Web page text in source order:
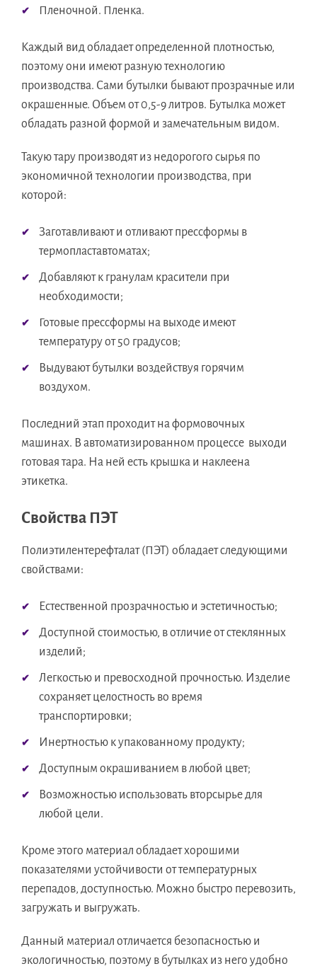
Пленочной. Пленка.
Каждый вид обладает определенной плотностью,
поэтому они имеют разную технологию
производства. Сами бутылки бывают прозрачные или
окрашенные. Объем от 0,5-9 литров. Бутылка может
обладать разной формой и замечательным видом.
Такую тару производят из недорогого сырья по
экономичной технологии производства, при
которой:
Заготавливают и отливают прессформы в
термопластавтоматах;
Добавляют к гранулам красители при
необходимости;
Готовые прессформы на выходе имеют
температуру от 50 градусов;
Выдувают бутылки воздействуя горячим
воздухом.
Последний этап проходит на формовочных
машинах. В автоматизированном процессе выходи
готовая тара. На ней есть крышка и наклеена
этикетка.
Свойства ПЭТ
Полиэтилентерефталат (ПЭТ) обладает следующими
свойствами:
Естественной прозрачностью и эстетичностью;
Доступной стоимостью, в отличие от стеклянных
изделий;
Легкостью и превосходной прочностью. Изделие
сохраняет целостность во время
транспортировки;
Инертностью к упакованному продукту;
Доступным окрашиванием в любой цвет;
Возможностью использовать вторсырье для
любой цели.
Кроме этого материал обладает хорошими
показателями устойчивости от температурных
перепадов, доступностью. Можно быстро перевозить,
загружать и выгружать.
Данный материал отличается безопасностью и
экологичностью, поэтому в бутылках из него удобно